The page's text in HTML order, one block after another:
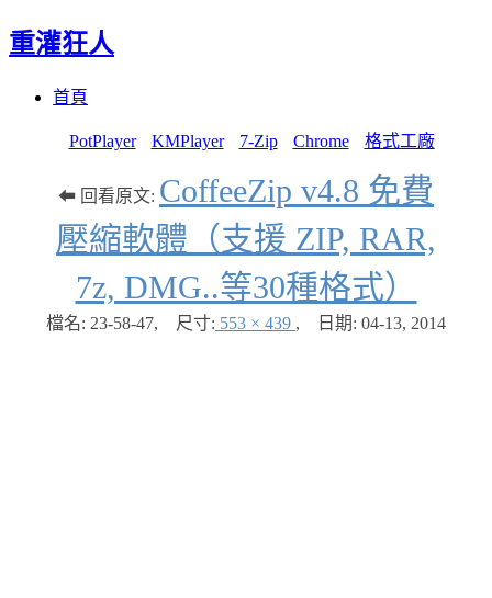
重灌狂人
首頁
PotPlayer KMPlayer 7-Zip Chrome 格式工廠
⬅ 回看原文: CoffeeZip v4.8 免費
壓縮軟體（支援 ZIP, RAR,
7z, DMG..等30種格式）
檔名: 23-58-47, 尺寸: 553 × 439 , 日期: 04-13, 2014